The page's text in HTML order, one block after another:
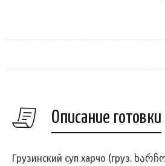
Описание готовки
Грузинский суп харчо (груз.